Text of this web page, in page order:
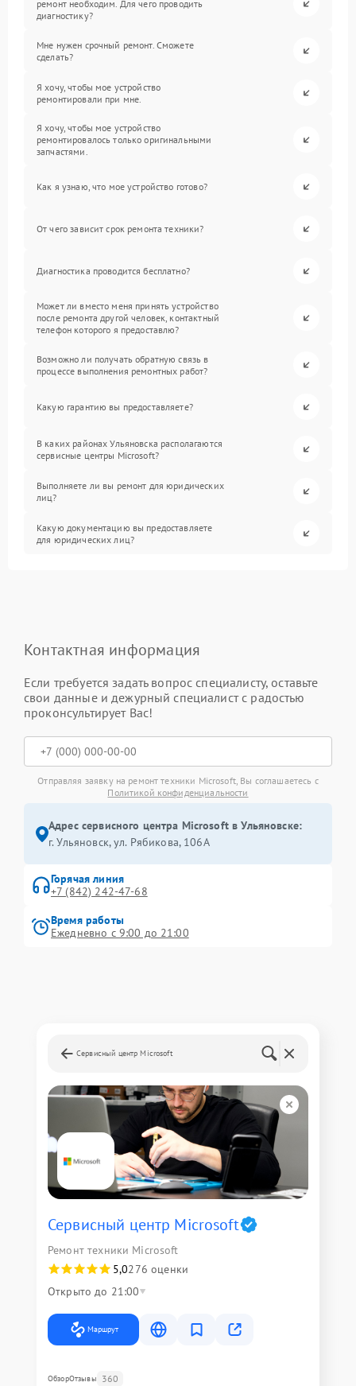
ремонт необходим. Для чего проводить
диагностику?
Мне нужен срочный ремонт. Сможете
сделать?
Я хочу, чтобы мое устройство
ремонтировали при мне.
Я хочу, чтобы мое устройство
ремонтировалось только оригинальными
запчастями.
Как я узнаю, что мое устройство готово?
От чего зависит срок ремонта техники?
Диагностика проводится бесплатно?
Может ли вместо меня принять устройство
после ремонта другой человек, контактный
телефон которого я предоставлю?
Возможно ли получать обратную связь в
процессе выполнения ремонтных работ?
Какую гарантию вы предоставляете?
В каких районах Ульяновска располагаются
сервисные центры Microsoft?
Выполняете ли вы ремонт для юридических
лиц?
Какую документацию вы предоставляете
для юридических лиц?
Контактная информация
Если требуется задать вопрос специалисту, оставьте
свои данные и дежурный специалист с радостью
проконсультирует Вас!
Отправляя заявку на ремонт техники Microsoft, Вы соглашаетесь с
Политикой конфиденциальности
Адрес сервисного центра Microsoft в Ульяновске:
г. Ульяновск, ул. Рябикова, 106А
Горячая линия
+7 (842) 242-47-68
Время работы
Ежедневно с 9:00 до 21:00
Сервисный центр Microsoft
Сервисный центр Microsoft
Ремонт техники Microsoft
5,0276 оценки
Открыто до 21:00
Маршрут
ОбзорОтзывы 360